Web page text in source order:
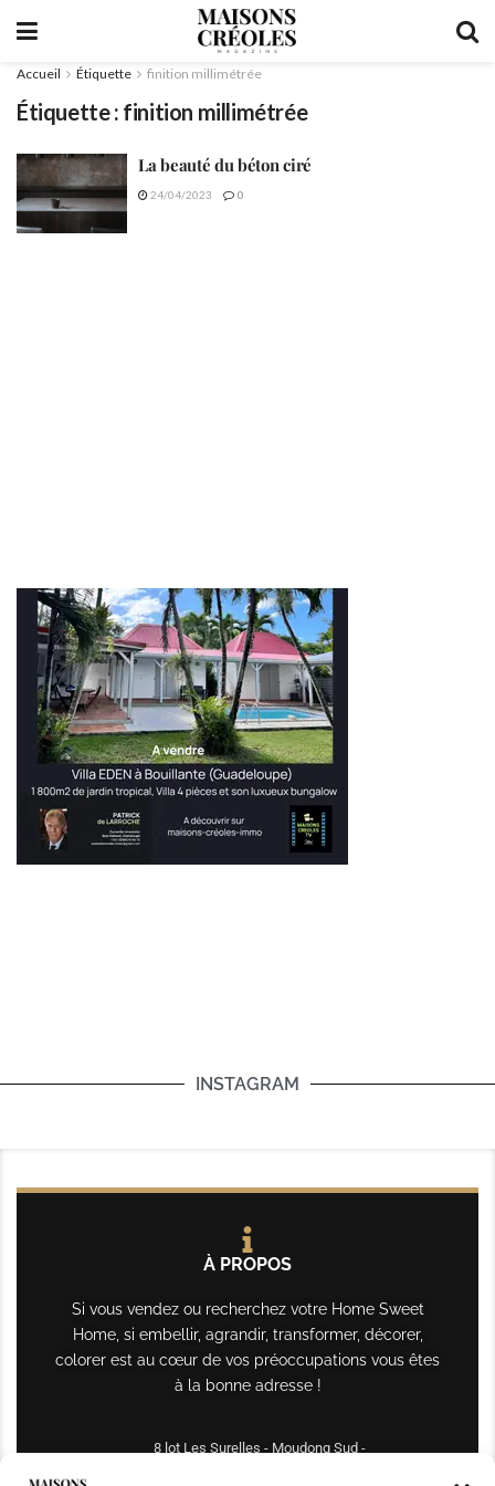
Accueil Étiquette finition millimétrée
Étiquette : finition millimétrée
La beauté du béton ciré
24/04/2023 0
INSTAGRAM
À PROPOS
Si vous vendez ou recherchez votre Home Sweet
Home, si embellir, agrandir, transformer, décorer,
colorer est au cœur de vos préoccupations vous êtes
à la bonne adresse !
8 lot Les Surelles - Moudong Sud -